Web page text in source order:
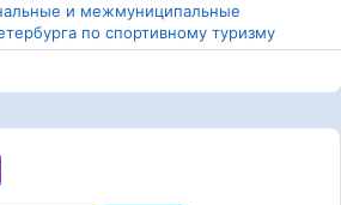
и межмуниципальные
по спортивному туризму